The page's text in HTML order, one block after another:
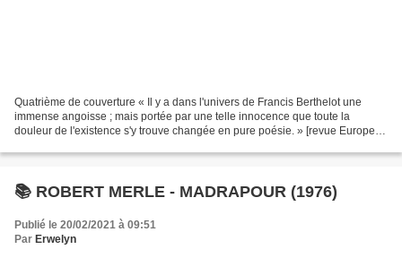
Quatrième de couverture « Il y a dans l'univers de Francis Berthelot une
immense angoisse ; mais portée par une telle innocence que toute la
douleur de l'existence s'y trouve changée en pure poésie. » [revue Europe]
📚 ROBERT MERLE - MADRAPOUR (1976)
Publié le 20/02/2021 à 09:51
Par Erwelyn